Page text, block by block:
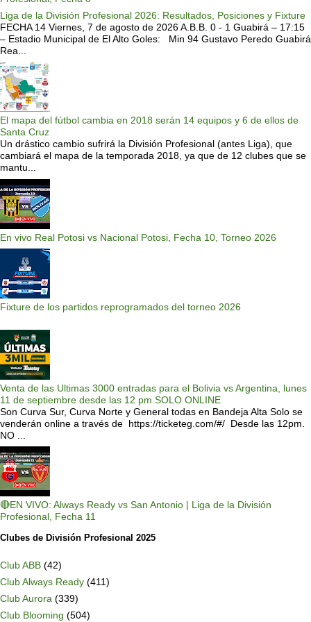
Liga de la División Profesional 2026: Resultados, Posiciones y Fixture
FECHA 14 Viernes, 7 de agosto de 2026 A.B.B. 0 - 1 Guabirá – 17:15
– Estadio Municipal de El Alto Goles: Min 94 Gustavo Peredo Guabirá
Rea...
El mapa del fútbol cambia en 2018 serán 14 equipos y 6 de ellos de
Santa Cruz
Un drástico cambio sufrirá la División Profesional (antes Liga), que
cambiará el mapa de la temporada 2018, ya que de 12 clubes que se
mantu...
En vivo Real Potosi vs Nacional Potosi, Fecha 10, Torneo 2026
Fixture de los partidos reprogramados del torneo 2026
Venta de las Ultimas 3000 entradas para el Bolivia vs Argentina, lunes
11 de septiembre desde las 12 pm SOLO ONLINE
Son Curva Sur, Curva Norte y General todas en Bandeja Alta Solo se
venderán online a través de https://ticketeg.com/#/ Desde las 12pm.
NO ...
🔴EN VIVO: Always Ready vs San Antonio | Liga de la División
Profesional, Fecha 11
Clubes de División Profesional 2025
Club ABB (42)
Club Always Ready (411)
Club Aurora (339)
Club Blooming (504)